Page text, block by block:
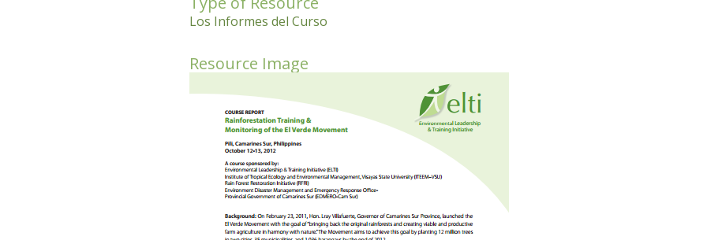
Los Informes del Curso
Resource Image